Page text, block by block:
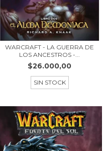
WARCRAFT - LA GUERRA DE
LOS ANCESTROS -...
$26.000,00
SIN STOCK